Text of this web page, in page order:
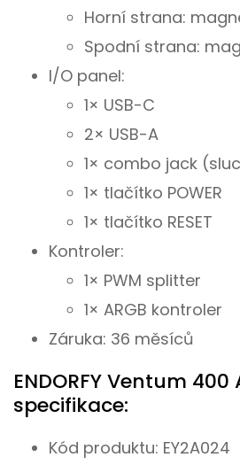
Horní strana:
Spodní strana:
I/O panel:
1× USB-C
2× USB-A
1× combo jack
1× tlačítko POWER
1× tlačítko RESET
Kontroler:
1× PWM splitter
1× ARGB kontroler
Záruka: 36 měsíců
ENDORFY Ventum
specifikace:
Kód produktu: EY2A024